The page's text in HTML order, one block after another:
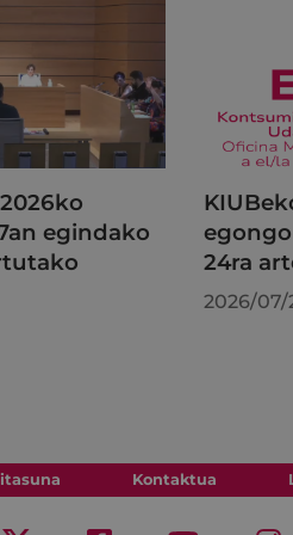
egindako
24ra
2026/07/
Kontaktua